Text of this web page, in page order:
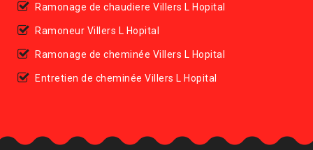
Ramonage de chaudiere Villers L Hopital
Ramoneur Villers L Hopital
Ramonage de cheminée Villers L Hopital
Entretien de cheminée Villers L Hopital